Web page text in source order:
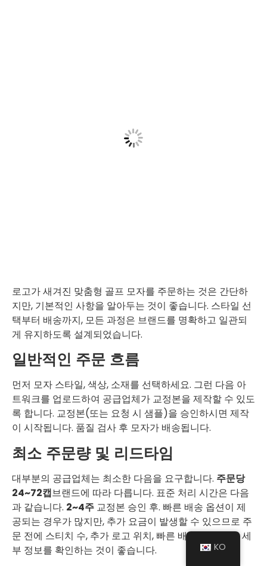
로고가 새겨진 맞춤형 골프 모자를 주문하는 것은 간단하
지만, 기본적인 사항을 알아두는 것이 좋습니다. 스타일 선
택부터 배송까지, 모든 과정은 브랜드를 명확하고 일관되
게 유지하도록 설계되었습니다.
일반적인 주문 흐름
먼저 모자 스타일, 색상, 소재를 선택하세요. 그런 다음 아
트워크를 업로드하여 공급업체가 교정본을 제작할 수 있도
록 합니다. 교정본(또는 요청 시 샘플)을 승인하시면 제작
이 시작됩니다. 품질 검사 후 모자가 배송됩니다.
최소 주문량 및 리드타임
대부분의 공급업체는 최소한 다음을 요구합니다. 주문당
24~72캡브랜드에 따라 다릅니다. 표준 처리 시간은 다음
과 같습니다. 2~4주 교정본 승인 후. 빠른 배송 옵션이 제
공되는 경우가 많지만, 추가 요금이 발생할 수 있으므로 주
문 전에 스티치 수, 추가 로고 위치, 빠른 배송 요금 등의 세
부 정보를 확인하는 것이 좋습니다.
KO